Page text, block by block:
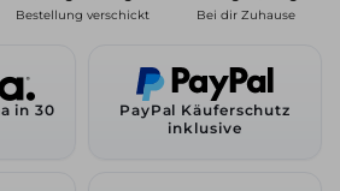
Bestellung verschickt
Bei dir Zuhause
in 30
PayPal Käuferschutz
inklusive